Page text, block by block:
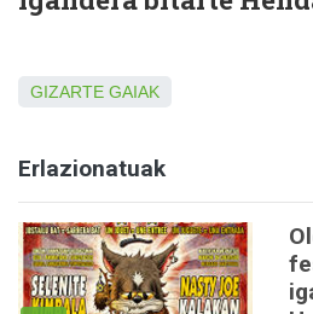
GIZARTE GAIAK
Erlazionatuak